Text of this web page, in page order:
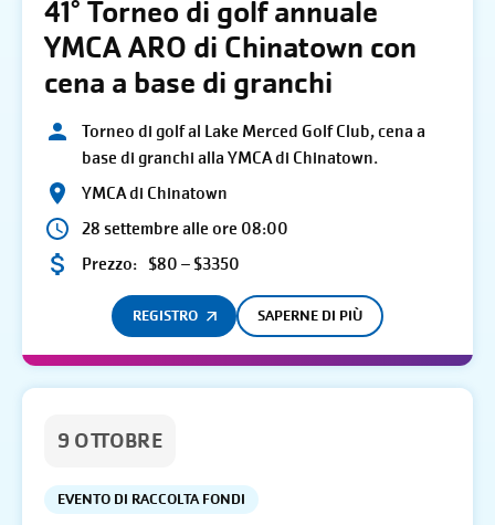
41° Torneo di golf annuale
YMCA ARO di Chinatown con
cena a base di granchi
Torneo di golf al Lake Merced Golf Club, cena a
base di granchi alla YMCA di Chinatown.
YMCA di Chinatown
28 settembre alle ore 08:00
Prezzo: $80 – $3350
REGISTRO SAPERNE DI PIÙ
9 OTTOBRE
EVENTO DI RACCOLTA FONDI